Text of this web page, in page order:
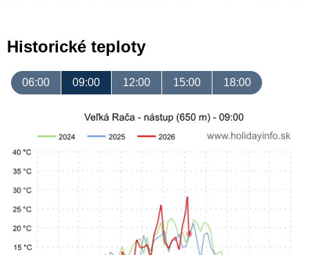
Historické teploty
06:00 09:00 12:00 15:00 18:00